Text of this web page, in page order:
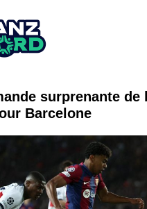
surprenante de
Barcelone